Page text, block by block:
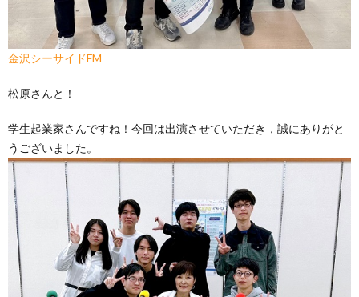
金沢シーサイドFM
松原さんと！
学生起業家さんですね！今回は出演させていただき，誠にありがと
うございました。